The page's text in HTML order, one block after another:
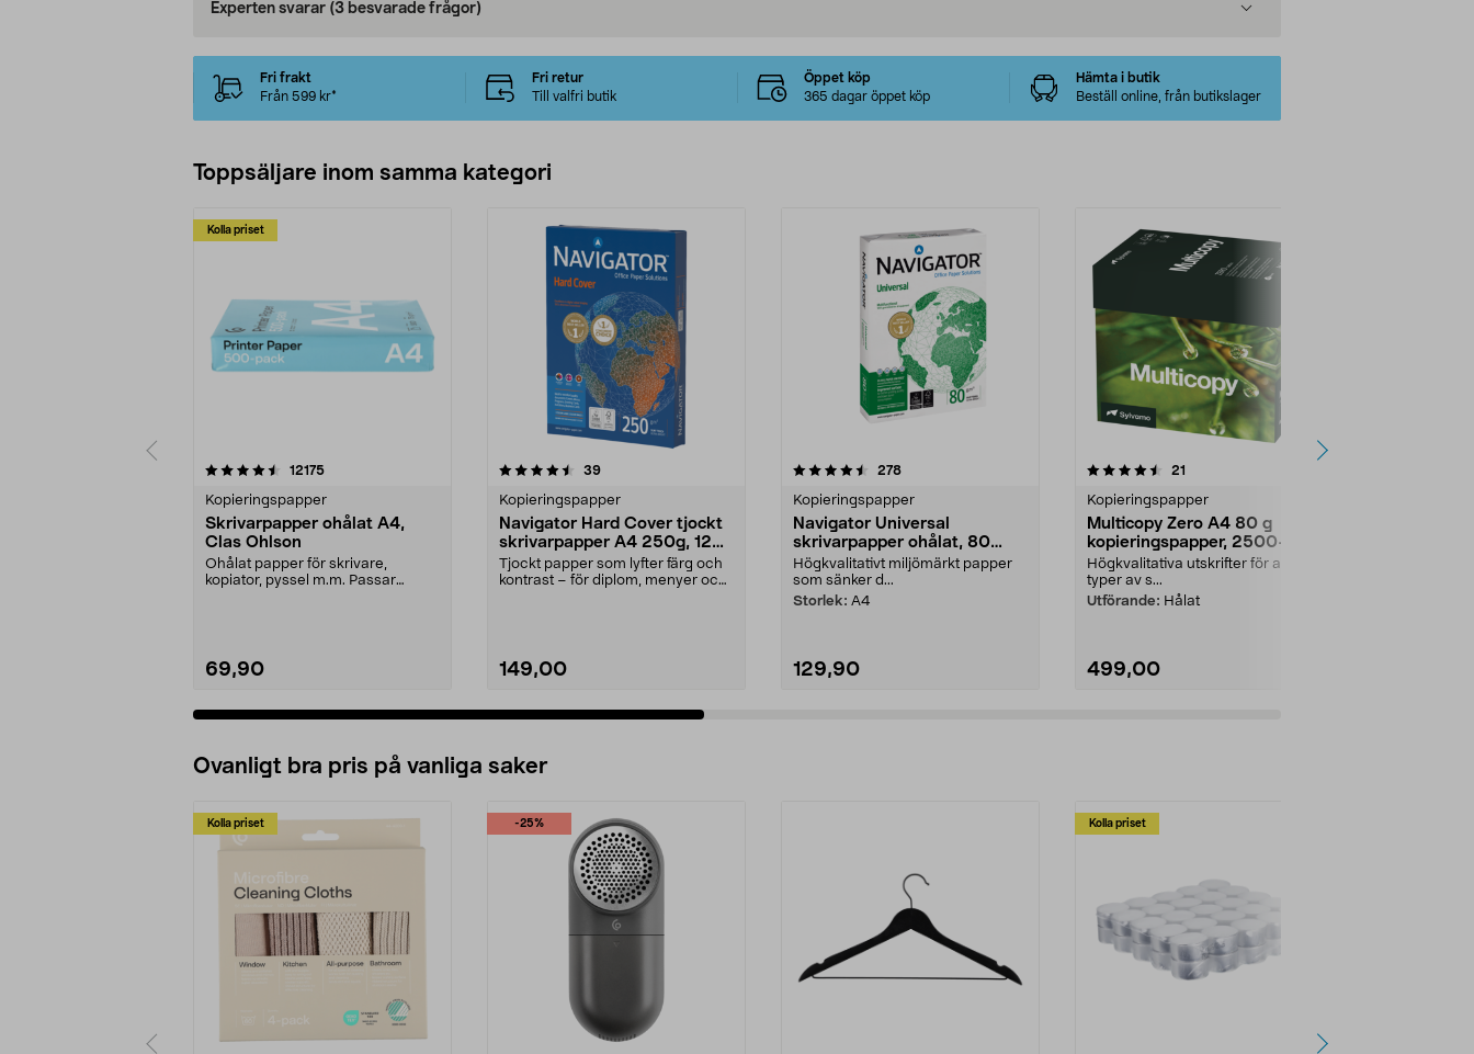
Experten svarar (3 besvarade frågor)
Fri frakt
Från 599 kr*
Fri retur
Till valfri butik
Öppet köp
365 dagar öppet köp
Hämta i butik
Beställ online, från butikslager
Toppsäljare inom samma kategori
Kolla priset
12175recensioner
Kopieringspapper
Skrivarpapper ohålat A4,
Clas Ohlson
Ohålat papper för skrivare,
kopiator, pyssel m.m. Passar
69,90
4.5 av 5 stjärnor 39recensioner
Kopieringspapper
Navigator Hard Cover tjockt
skrivarpapper A4 250g, 125
ark
Tjockt papper som lyfter färg och
kontrast – för diplom, menyer och
149,00
4.5 av 5 stjärnor 278recensioner
Kopieringspapper
Navigator Universal
skrivarpapper ohålat, 80
g/m²
Högkvalitativt miljömärkt papper
som sänker d...
Storlek: A4
129,90
4.5 av 5 stjärnor 21
Kopieringspapper
Multicopy Zero A4 80 g
kopieringspapper, 2500-
pack
Högkvalitativa utskrifter för alla
typer av s...
Utförande: Hålat
499,00
4.5 av 5 stjärnor
Ovanligt bra pris på vanliga saker
Kolla priset -25% Kolla priset